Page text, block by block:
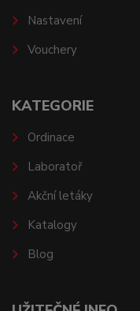
Nastavení
Vouchery
KATEGORIE
Ordinace
Laboratoř
Akční letáky
Katalogy
Blog